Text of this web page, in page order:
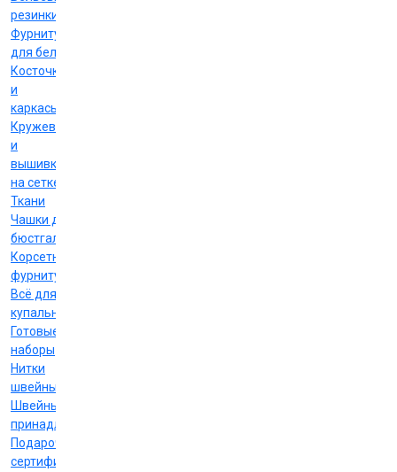
резинки
Фурнитура
для белья
Косточки
и
каркасы
Кружево
и
вышивка
на сетке
Ткани
Чашки для
бюстгальтеров
Корсетная
фурнитура
Всё для
купальников
Готовые
наборы
Нитки
швейные
Швейные
принадлежности
Подарочные
сертификаты